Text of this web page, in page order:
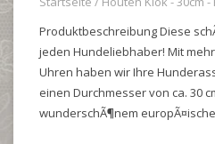
Produktbeschreibung Diese
jeden Hundeliebhaber! Mit
Uhren haben wir Ihre
einen Durchmesser von ca. 30
wunderschÃ¶nem